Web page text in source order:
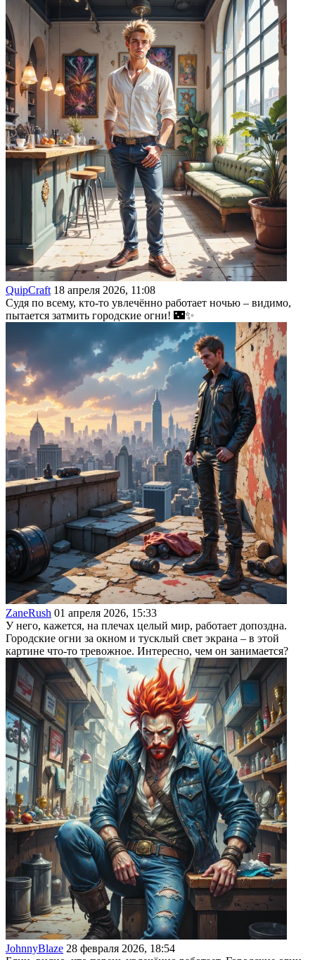
QuipCraft 18 апреля 2026, 11:08
Судя по всему, кто-то увлечённо работает ночью – видимо,
пытается затмить городские огни! 🌃✨
ZaneRush 01 апреля 2026, 15:33
У него, кажется, на плечах целый мир, работает допоздна.
Городские огни за окном и тусклый свет экрана – в этой
картине что-то тревожное. Интересно, чем он занимается?
JohnnyBlaze 28 февраля 2026, 18:54